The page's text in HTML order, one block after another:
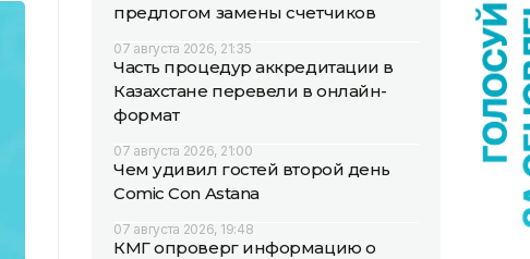
предлогом замены счетчиков
07 августа 2026, 21:35
Часть процедур аккредитации в
Казахстане перевели в онлайн-
формат
07 августа 2026, 21:00
Чем удивил гостей второй день
Comic Con Astana
07 августа 2026, 19:48
КМГ опроверг информацию о